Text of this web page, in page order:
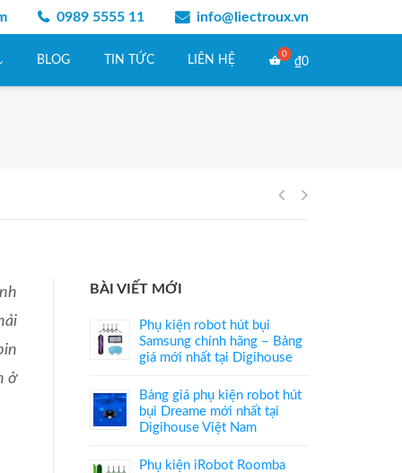
0989 5555 11 info@liectroux.vn
BLOG TIN TỨC LIÊN HỆ ₫0
Điều
viết
ở
BÀI VIẾT MỚI
Phụ kiện robot hút bụi
Samsung chính hãng – Bảng
giá mới nhất tại Digihouse
Bảng giá phụ kiện robot hút
bụi Dreame mới nhất tại
Digihouse Việt Nam
Phụ kiện iRobot Roomba